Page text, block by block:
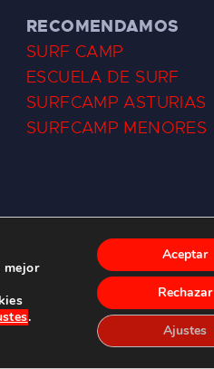
RECOMENDAMOS
SURF CAMP
ESCUELA DE SURF
SURFCAMP ASTURIAS
SURFCAMP MENORES
(ASTURIAS)
mejor
.
Aceptar
Rechazar
Ajustes